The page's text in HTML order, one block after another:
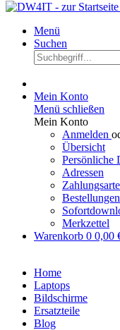
Menü
Suchen
Mein Konto
Menü schließen
Mein Konto
Anmelden
Übersicht
Persönliche
Adressen
Bestellungen
Merkzettel
Warenkorb 0 0,00
Home
Laptops
Bildschirme
Ersatzteile
Blog